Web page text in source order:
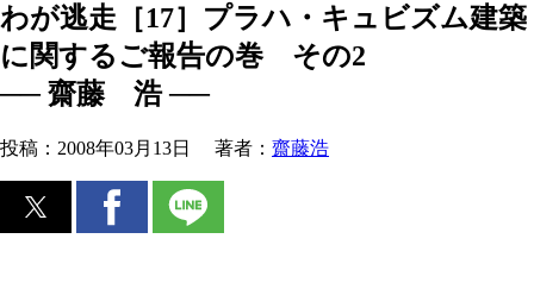
わが逃走［17］プラハ・キュビズム建築
に関するご報告の巻 その2
── 齋藤 浩 ──
投稿： 2008年03月13日 著者： 齋藤浩